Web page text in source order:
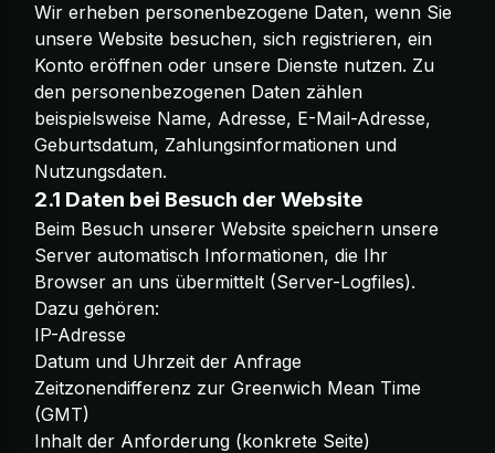
Wir erheben personenbezogene Daten, wenn Sie
unsere Website besuchen, sich registrieren, ein
Konto eröffnen oder unsere Dienste nutzen. Zu
den personenbezogenen Daten zählen
beispielsweise Name, Adresse, E-Mail-Adresse,
Geburtsdatum, Zahlungsinformationen und
Nutzungsdaten.
2.1 Daten bei Besuch der Website
Beim Besuch unserer Website speichern unsere
Server automatisch Informationen, die Ihr
Browser an uns übermittelt (Server-Logfiles).
Dazu gehören:
IP-Adresse
Datum und Uhrzeit der Anfrage
Zeitzonendifferenz zur Greenwich Mean Time
(GMT)
Inhalt der Anforderung (konkrete Seite)